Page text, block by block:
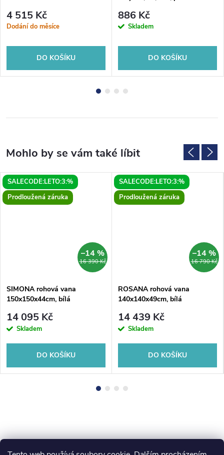
4 515 Kč
Dodání do měsíce
DO KOŠÍKU
886 Kč
Skladem
DO KOŠÍKU
SALECODE:LETO:3:%
Prodloužená záruka
16 390 Kč
–14 %
SIMONA rohová vana
150x150x44cm, bílá
14 095 Kč
Skladem
DO KOŠÍKU
SALECODE:LETO:3:%
Prodloužená záruka
16 790 Kč
–14 %
ROSANA rohová vana
140x140x49cm, bílá
14 439 Kč
Skladem
DO KOŠÍKU